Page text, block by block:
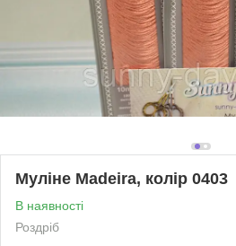
Муліне Madeira, колір 0403
В наявності
Роздріб